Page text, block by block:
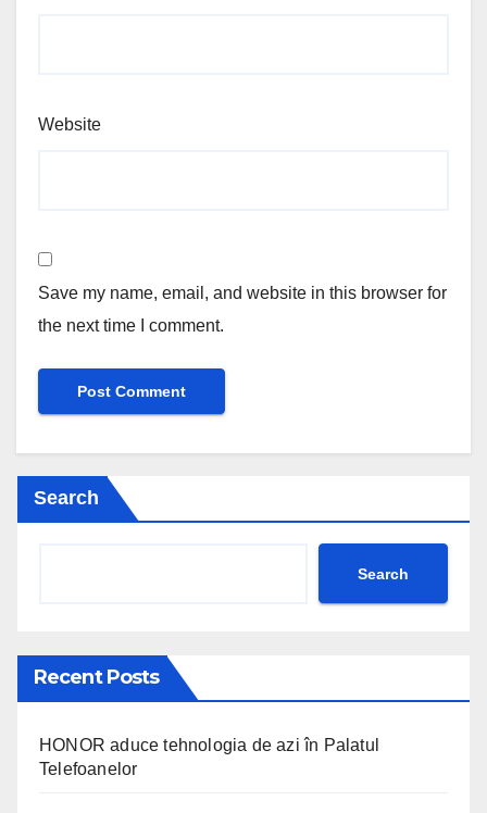
Website
Save my name, email, and website in this browser for
the next time I comment.
Search
Search
Recent Posts
HONOR aduce tehnologia de azi în Palatul
Telefoanelor